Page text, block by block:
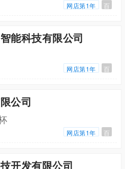
网店第1年 百
能科技有限公司
网店第1年 百
公司
网店第1年 百
开发有限公司